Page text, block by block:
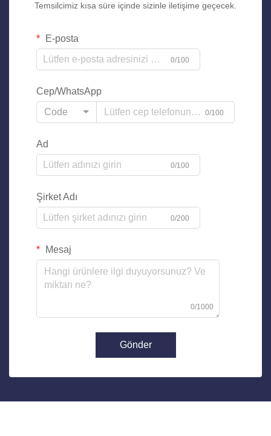
Temsilcimiz kısa süre içinde sizinle iletişime geçecek.
E-posta
0/100
Cep/WhatsApp
Code
0/100
Ad
0/100
Şirket Adı
0/200
Mesaj
0/1000
Gönder